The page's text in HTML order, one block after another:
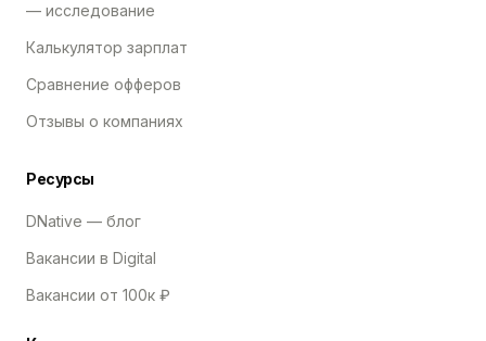
— исследование
Калькулятор зарплат
Сравнение офферов
Отзывы о компаниях
Ресурсы
DNative — блог
Вакансии в Digital
Вакансии от 100к ₽